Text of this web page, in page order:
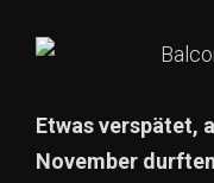
Etwas verspätet,
November